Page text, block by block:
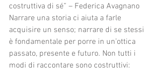
costruttiva di sé” – Federica Avagnano
Narrare una storia ci aiuta a farle
acquisire un senso; narrare di se stessi
è fondamentale per porre in un’ottica
passato, presente e futuro. Non tutti i
modi di raccontare sono costruttivi: